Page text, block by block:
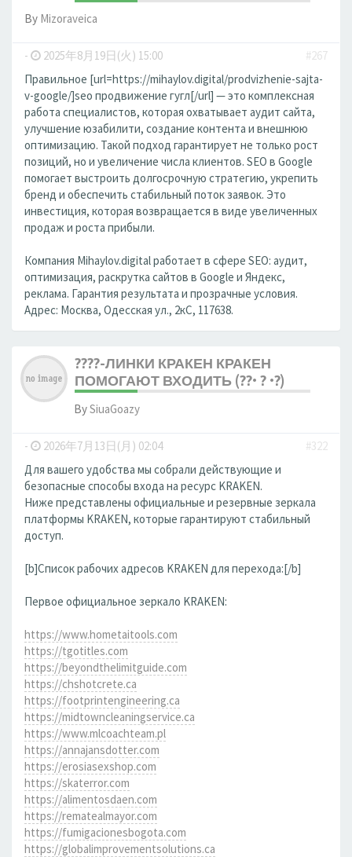
By Mizoraveica
- 2025年8月19日(火) 15:00
#267
Правильное [url=https://mihaylov.digital/prodvizhenie-sajta-
v-google/]seo продвижение гугл[/url] — это комплексная
работа специалистов, которая охватывает аудит сайта,
улучшение юзабилити, создание контента и внешнюю
оптимизацию. Такой подход гарантирует не только рост
позиций, но и увеличение числа клиентов. SEO в Google
помогает выстроить долгосрочную стратегию, укрепить
бренд и обеспечить стабильный поток заявок. Это
инвестиция, которая возвращается в виде увеличенных
продаж и роста прибыли.
Компания Mihaylov.digital работает в сфере SEO: аудит,
оптимизация, раскрутка сайтов в Google и Яндекс,
реклама. Гарантия результата и прозрачные условия.
Адрес: Москва, Одесская ул., 2кС, 117638.
????-ЛИНКИ КРАКЕН КРАКЕН
ПОМОГАЮТ ВХОДИТЬ (??• ? •?)
BySiuaGoazy
- 2026年7月13日(月) 02:04
#322
Для вашего удобства мы собрали действующие и
безопасные способы входа на ресурс KRAKEN.
Ниже представлены официальные и резервные зеркала
платформы KRAKEN, которые гарантируют стабильный
доступ.
[b]Список рабочих адресов KRAKEN для перехода:[/b]
Первое официальное зеркало KRAKEN:
https://www.hometaitools.com
https://tgotitles.com
https://beyondthelimitguide.com
https://chshotcrete.ca
https://footprintengineering.ca
https://midtowncleaningservice.ca
https://www.mlcoachteam.pl
https://annajansdotter.com
https://erosiasexshop.com
https://skaterror.com
https://alimentosdaen.com
https://rematealmayor.com
https://fumigacionesbogota.com
https://globalimprovementsolutions.ca